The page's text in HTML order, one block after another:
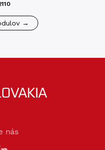
→
nás